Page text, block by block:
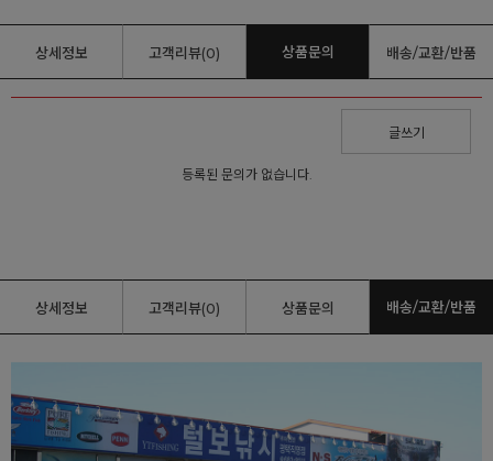
상세정보 고객리뷰(0) 상품문의 배송/교환/반품
글쓰기
등록된 문의가 없습니다.
상세정보 고객리뷰(0) 상품문의 배송/교환/반품